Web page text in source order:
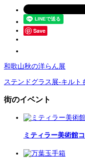
Save
和歌山秋の洋らん展
ステンドグラス展‐キルト
街のイベント
ミティラー美術館